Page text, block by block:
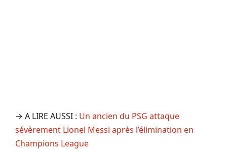
→ A LIRE AUSSI : Un ancien du PSG attaque
sévèrement Lionel Messi après l’élimination en
Champions League